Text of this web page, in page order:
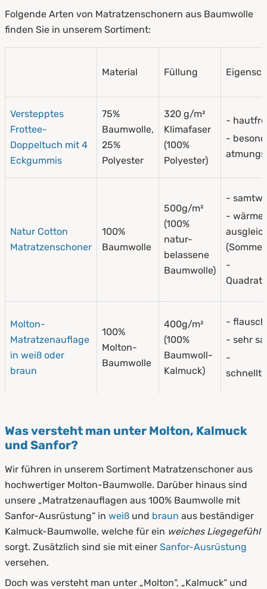
Folgende Arten von Matratzenschonern aus Baumwolle
finden Sie in unserem Sortiment:
Material Füllung
Verstepptes
Frottee-
Doppeltuch mit 4
Eckgummis
75%
Baumwolle,
25%
Polyester
320 g/m²
Klimafaser
(100%
Polyester)
-
-
Natur Cotton
Matratzenschoner
100%
Baumwolle
500g/m²
(100%
natur-
belassene
Baumwolle)
-
-
-
Molton-
Matratzenauflage
in weiß oder
braun
100%
Molton-
Baumwolle
400g/m²
(100%
Baumwoll-
Kalmuck)
-
- sehr
-
Was versteht man unter Molton, Kalmuck
und Sanfor?
Wir führen in unserem Sortiment Matratzenschoner aus
hochwertiger Molton-Baumwolle. Darüber hinaus sind
unsere „Matratzenauflagen aus 100% Baumwolle mit
Sanfor-Ausrüstung“ in weiß und braun aus beständiger
Kalmuck-Baumwolle, welche für ein weiches Liegegefühl
sorgt. Zusätzlich sind sie mit einer Sanfor-Ausrüstung
versehen.
Doch was versteht man unter „Molton“, „Kalmuck“ und